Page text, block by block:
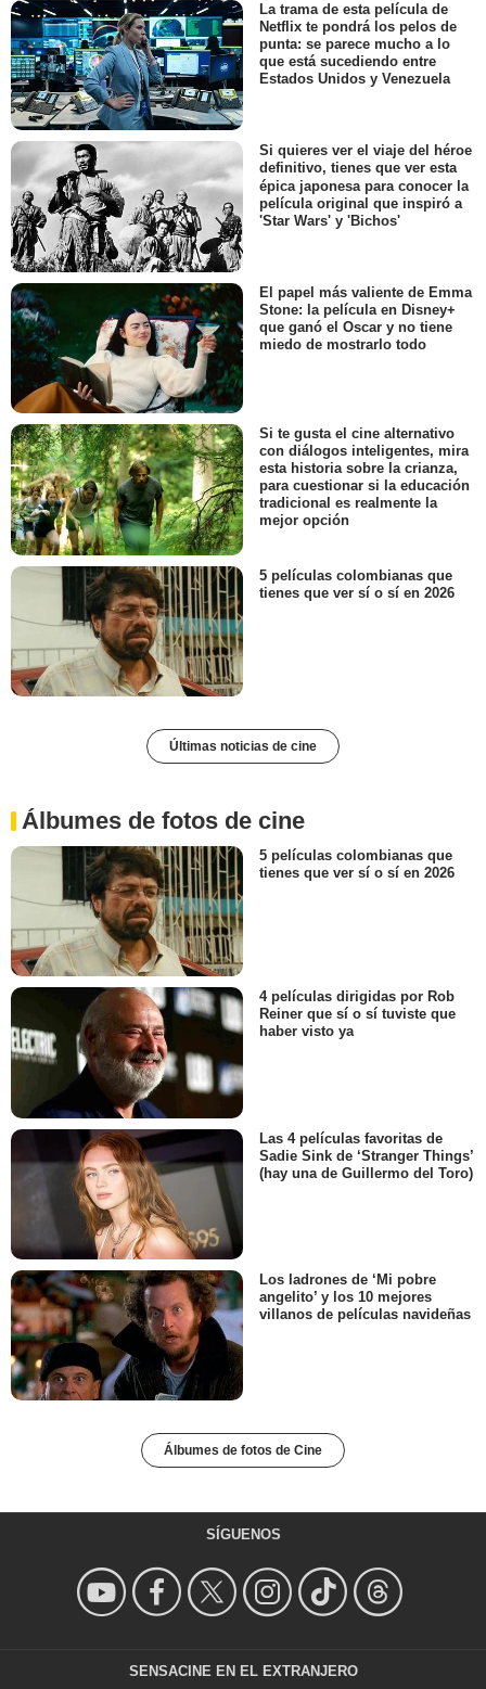
La trama de esta película de
Netflix te pondrá los pelos de
punta: se parece mucho a lo
que está sucediendo entre
Estados Unidos y Venezuela
Si quieres ver el viaje del héroe
definitivo, tienes que ver esta
épica japonesa para conocer la
película original que inspiró a
'Star Wars' y 'Bichos'
El papel más valiente de Emma
Stone: la película en Disney+
que ganó el Oscar y no tiene
miedo de mostrarlo todo
Si te gusta el cine alternativo
con diálogos inteligentes, mira
esta historia sobre la crianza,
para cuestionar si la educación
tradicional es realmente la
mejor opción
5 películas colombianas que
tienes que ver sí o sí en 2026
Últimas noticias de cine
Álbumes de fotos de cine
5 películas colombianas que
tienes que ver sí o sí en 2026
4 películas dirigidas por Rob
Reiner que sí o sí tuviste que
haber visto ya
Las 4 películas favoritas de
Sadie Sink de ‘Stranger Things’
(hay una de Guillermo del Toro)
Los ladrones de ‘Mi pobre
angelito’ y los 10 mejores
villanos de películas navideñas
Álbumes de fotos de Cine
SÍGUENOS
SENSACINE EN EL EXTRANJERO